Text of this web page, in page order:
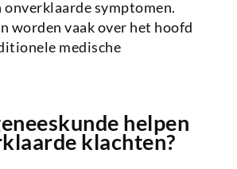
onverklaarde symptomen.
worden vaak over het hoofd
medische
helpen
klachten?